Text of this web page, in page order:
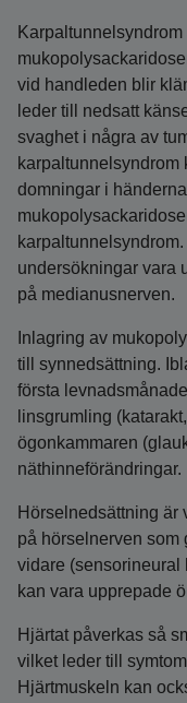
vid handleden blir
leder till nedsatt
svaghet i några av
karpaltunnelsyndrom
domningar i
undersökningar vara
på medianusnerven.
Inlagring av
till synnedsättning.
första
linsgrumling
ögonkammaren
näthinneförändringar.
Hörselnedsättning är
på hörselnerven som
vidare (sensorineural
kan vara upprepade
Hjärtat påverkas så
vilket leder till
Hjärtmuskeln kan